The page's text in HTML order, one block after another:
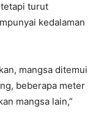
turut
kedalaman
mangsa ditemui
beberapa meter
mangsa lain,”